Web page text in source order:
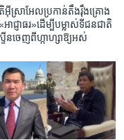
អ៊ីស្រាអែល​ប្រកាន់​តឹងរ៉ឹង​គ្រោង​
អាជ្ញាធរ‍»​ដើម្បី​បម្លាស់​ទី​ជនជាតិ​
ទីន​ចេញពី​ហ្កាហ្សា​ឱ្យ​អស់